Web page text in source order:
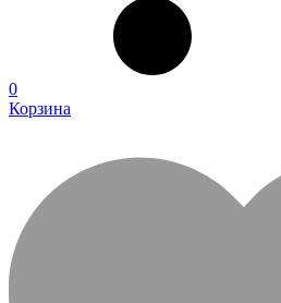
0
Корзина